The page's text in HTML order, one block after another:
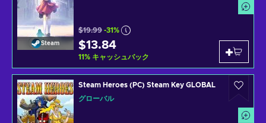
Steam
$19.99 -31%
$13.84
11% キャッシュバック
Steam Heroes (PC) Steam Key GLOBAL
グローバル